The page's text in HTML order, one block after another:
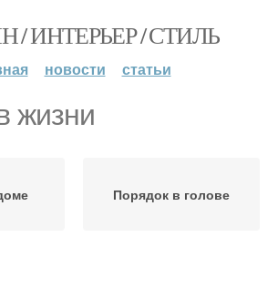
/ ИНТЕРЬЕР / СТИЛЬ
новости статьи
жизни
Порядок в голове